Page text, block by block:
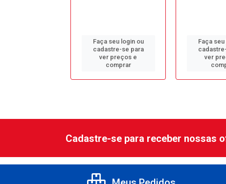
Faça seu login ou
cadastre-se para
ver preços e
comprar
Faça
ver
Cadastre-se para receber nossas